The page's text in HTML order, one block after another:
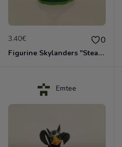
3.40€ 0
Figurine Skylanders "Stealth Elf"
Emtee